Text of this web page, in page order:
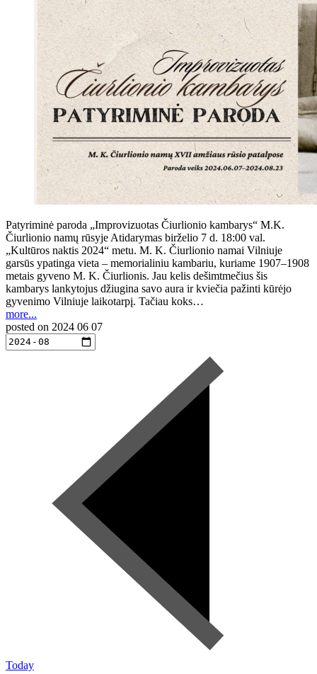
Patyriminė paroda „Improvizuotas Čiurlionio kambarys“ M.K.
Čiurlionio namų rūsyje Atidarymas birželio 7 d. 18:00 val.
„Kultūros naktis 2024“ metu. M. K. Čiurlionio namai Vilniuje
garsūs ypatinga vieta – memorialiniu kambariu, kuriame 1907–1908
metais gyveno M. K. Čiurlionis. Jau kelis dešimtmečius šis
kambarys lankytojus džiugina savo aura ir kviečia pažinti kūrėjo
gyvenimo Vilniuje laikotarpį. Tačiau koks…
more...
posted on 2024 06 07
Today